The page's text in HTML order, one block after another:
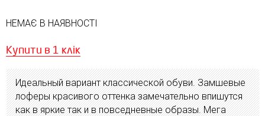
НЕМАЄ В НАЯВНОСТІ
Купити в 1 клік
Идеальный вариант классической обуви. Замшевые
лоферы красивого оттенка замечательно впишутся
как в яркие так и в повседневные образы. Мега